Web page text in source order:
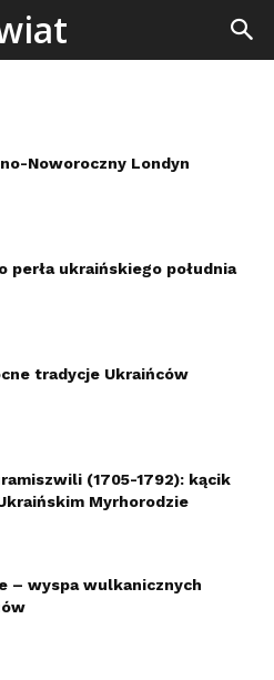
Noworoczny Londyn
perła ukraińskiego południa
tradycje Ukraińców
(1705-1792): kącik
Myrhorodzie
– wyspa wulkanicznych